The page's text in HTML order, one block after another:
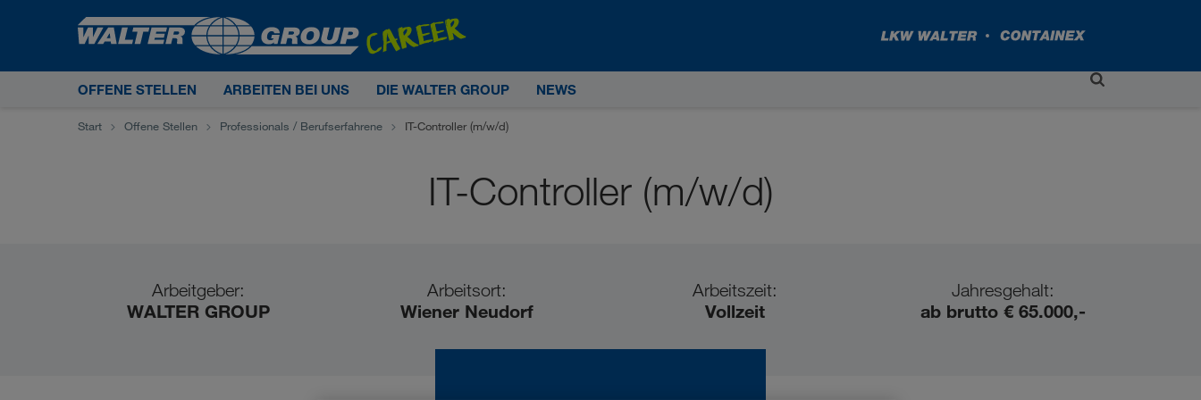
OFFENE STELLEN ARBEITEN BEI UNS DIE WALTER GROUP NEWS
Start Offene Stellen Professionals / Berufserfahrene IT-Controller (m/w/d)
IT-Controller (m/w/d)
Arbeitgeber:
WALTER GROUP
Arbeitsort:
Wiener Neudorf
Arbeitszeit:
Vollzeit
Jahresgehalt:
ab brutto € 65.000,-